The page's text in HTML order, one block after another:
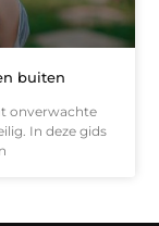
buiten
onverwachte
In deze gids